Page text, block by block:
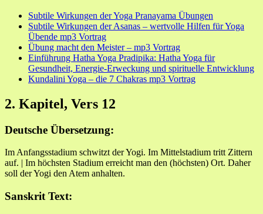
Subtile Wirkungen der Yoga Pranayama Übungen
Subtile Wirkungen der Asanas – wertvolle Hilfen für Yoga
Übende mp3 Vortrag
Übung macht den Meister – mp3 Vortrag
Einführung Hatha Yoga Pradipika: Hatha Yoga für
Gesundheit, Energie-Erweckung und spirituelle Entwicklung
Kundalini Yoga – die 7 Chakras mp3 Vortrag
2. Kapitel, Vers 12
Deutsche Übersetzung:
Im Anfangsstadium schwitzt der Yogi. Im Mittelstadium tritt Zittern
auf. | Im höchsten Stadium erreicht man den (höchsten) Ort. Daher
soll der Yogi den Atem anhalten.
Sanskrit Text: